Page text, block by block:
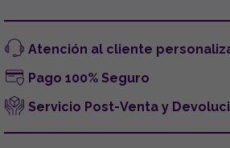
Atención al cliente
Pago 100% Seguro
Servicio Post-Venta y